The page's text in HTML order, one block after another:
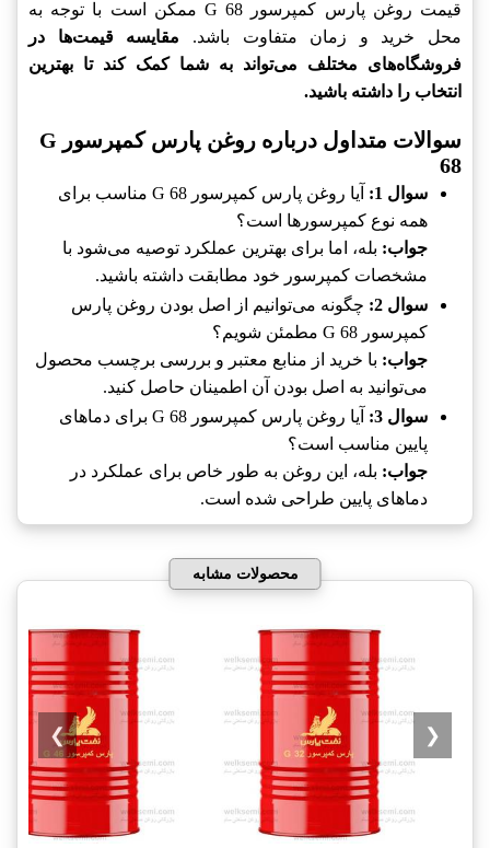
قیمت روغن پارس کمپرسور G 68 ممکن است با توجه به
محل خرید و زمان متفاوت باشد. مقایسه قیمت‌ها در
فروشگاه‌های مختلف می‌تواند به شما کمک کند تا بهترین
انتخاب را داشته باشید.
سوالات متداول درباره روغن پارس کمپرسور G
68
سوال 1:
آیا روغن پارس کمپرسور G 68 مناسب برای
همه نوع کمپرسورها است؟
جواب: بله، اما برای بهترین عملکرد توصیه می‌شود با
مشخصات کمپرسور خود مطابقت داشته باشید.
سوال 2:
چگونه می‌توانیم از اصل بودن روغن پارس
کمپرسور G 68 مطمئن شویم؟
جواب: با خرید از منابع معتبر و بررسی برچسب محصول
می‌توانید به اصل بودن آن اطمینان حاصل کنید.
سوال 3:
آیا روغن پارس کمپرسور G 68 برای دماهای
پایین مناسب است؟
جواب: بله، این روغن به طور خاص برای عملکرد در
دماهای پایین طراحی شده است.
محصولات مشابه
❮
❯